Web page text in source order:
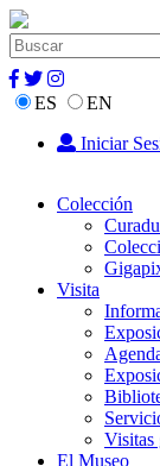
ES
EN
Iniciar
Colección
Visita
Visitas
El Museo